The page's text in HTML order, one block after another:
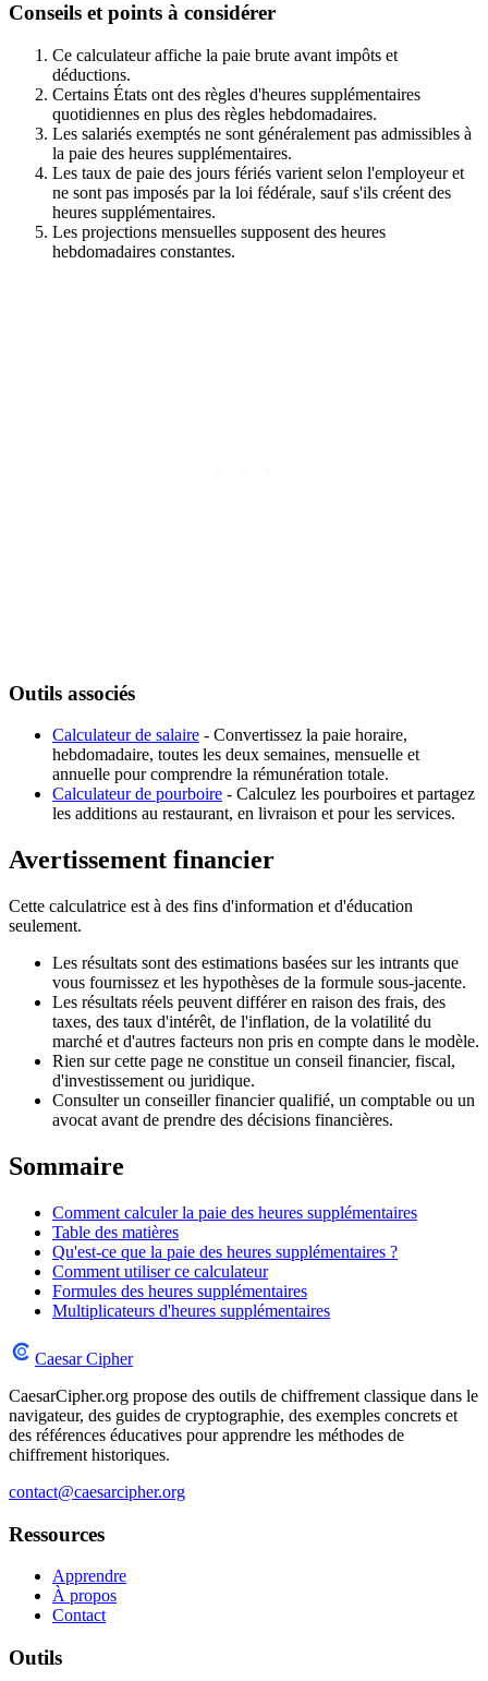
Conseils et points à considérer
Ce calculateur affiche la paie brute avant impôts et
déductions.
Certains États ont des règles d'heures supplémentaires
quotidiennes en plus des règles hebdomadaires.
Les salariés exemptés ne sont généralement pas admissibles à
la paie des heures supplémentaires.
Les taux de paie des jours fériés varient selon l'employeur et
ne sont pas imposés par la loi fédérale, sauf s'ils créent des
heures supplémentaires.
Les projections mensuelles supposent des heures
hebdomadaires constantes.
Outils associés
Calculateur de salaire - Convertissez la paie horaire,
hebdomadaire, toutes les deux semaines, mensuelle et
annuelle pour comprendre la rémunération totale.
Calculateur de pourboire - Calculez les pourboires et partagez
les additions au restaurant, en livraison et pour les services.
Avertissement financier
Cette calculatrice est à des fins d'information et d'éducation
seulement.
Les résultats sont des estimations basées sur les intrants que
vous fournissez et les hypothèses de la formule sous-jacente.
Les résultats réels peuvent différer en raison des frais, des
taxes, des taux d'intérêt, de l'inflation, de la volatilité du
marché et d'autres facteurs non pris en compte dans le modèle.
Rien sur cette page ne constitue un conseil financier, fiscal,
d'investissement ou juridique.
Consulter un conseiller financier qualifié, un comptable ou un
avocat avant de prendre des décisions financières.
Sommaire
Comment calculer la paie des heures supplémentaires
Table des matières
Qu'est-ce que la paie des heures supplémentaires ?
Comment utiliser ce calculateur
Formules des heures supplémentaires
Multiplicateurs d'heures supplémentaires
Caesar Cipher
CaesarCipher.org propose des outils de chiffrement classique dans le
navigateur, des guides de cryptographie, des exemples concrets et
des références éducatives pour apprendre les méthodes de
chiffrement historiques.
contact@caesarcipher.org
Ressources
Apprendre
À propos
Contact
Outils